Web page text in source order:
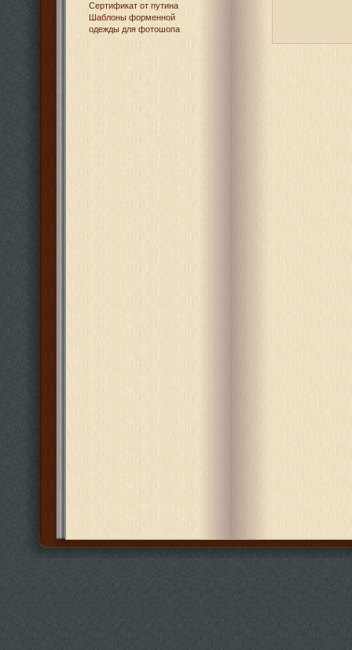
Сертификат от путина
Шаблоны форменной
одежды для фотошопа